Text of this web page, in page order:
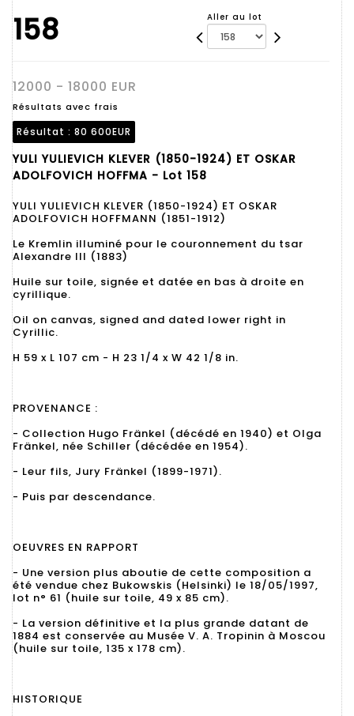
158 Aller au lot
12000 - 18000 EUR
Résultats avec frais
Résultat : 80 600EUR
YULI YULIEVICH KLEVER (1850-1924) ET OSKAR
ADOLFOVICH HOFFMA - Lot 158
YULI YULIEVICH KLEVER (1850-1924) ET OSKAR
ADOLFOVICH HOFFMANN (1851-1912)
Le Kremlin illuminé pour le couronnement du tsar
Alexandre III (1883)
Huile sur toile, signée et datée en bas à droite en
cyrillique.
Oil on canvas, signed and dated lower right in
Cyrillic.
H 59 x L 107 cm - H 23 1/4 x W 42 1/8 in.
PROVENANCE :
- Collection Hugo Fränkel (décédé en 1940) et Olga
Fränkel, née Schiller (décédée en 1954).
- Leur fils, Jury Fränkel (1899-1971).
- Puis par descendance.
OEUVRES EN RAPPORT
- Une version plus aboutie de cette composition a
été vendue chez Bukowskis (Helsinki) le 18/05/1997,
lot n° 61 (huile sur toile, 49 x 85 cm).
- La version définitive et la plus grande datant de
1884 est conservée au Musée V. A. Tropinin à Moscou
(huile sur toile, 135 x 178 cm).
HISTORIQUE